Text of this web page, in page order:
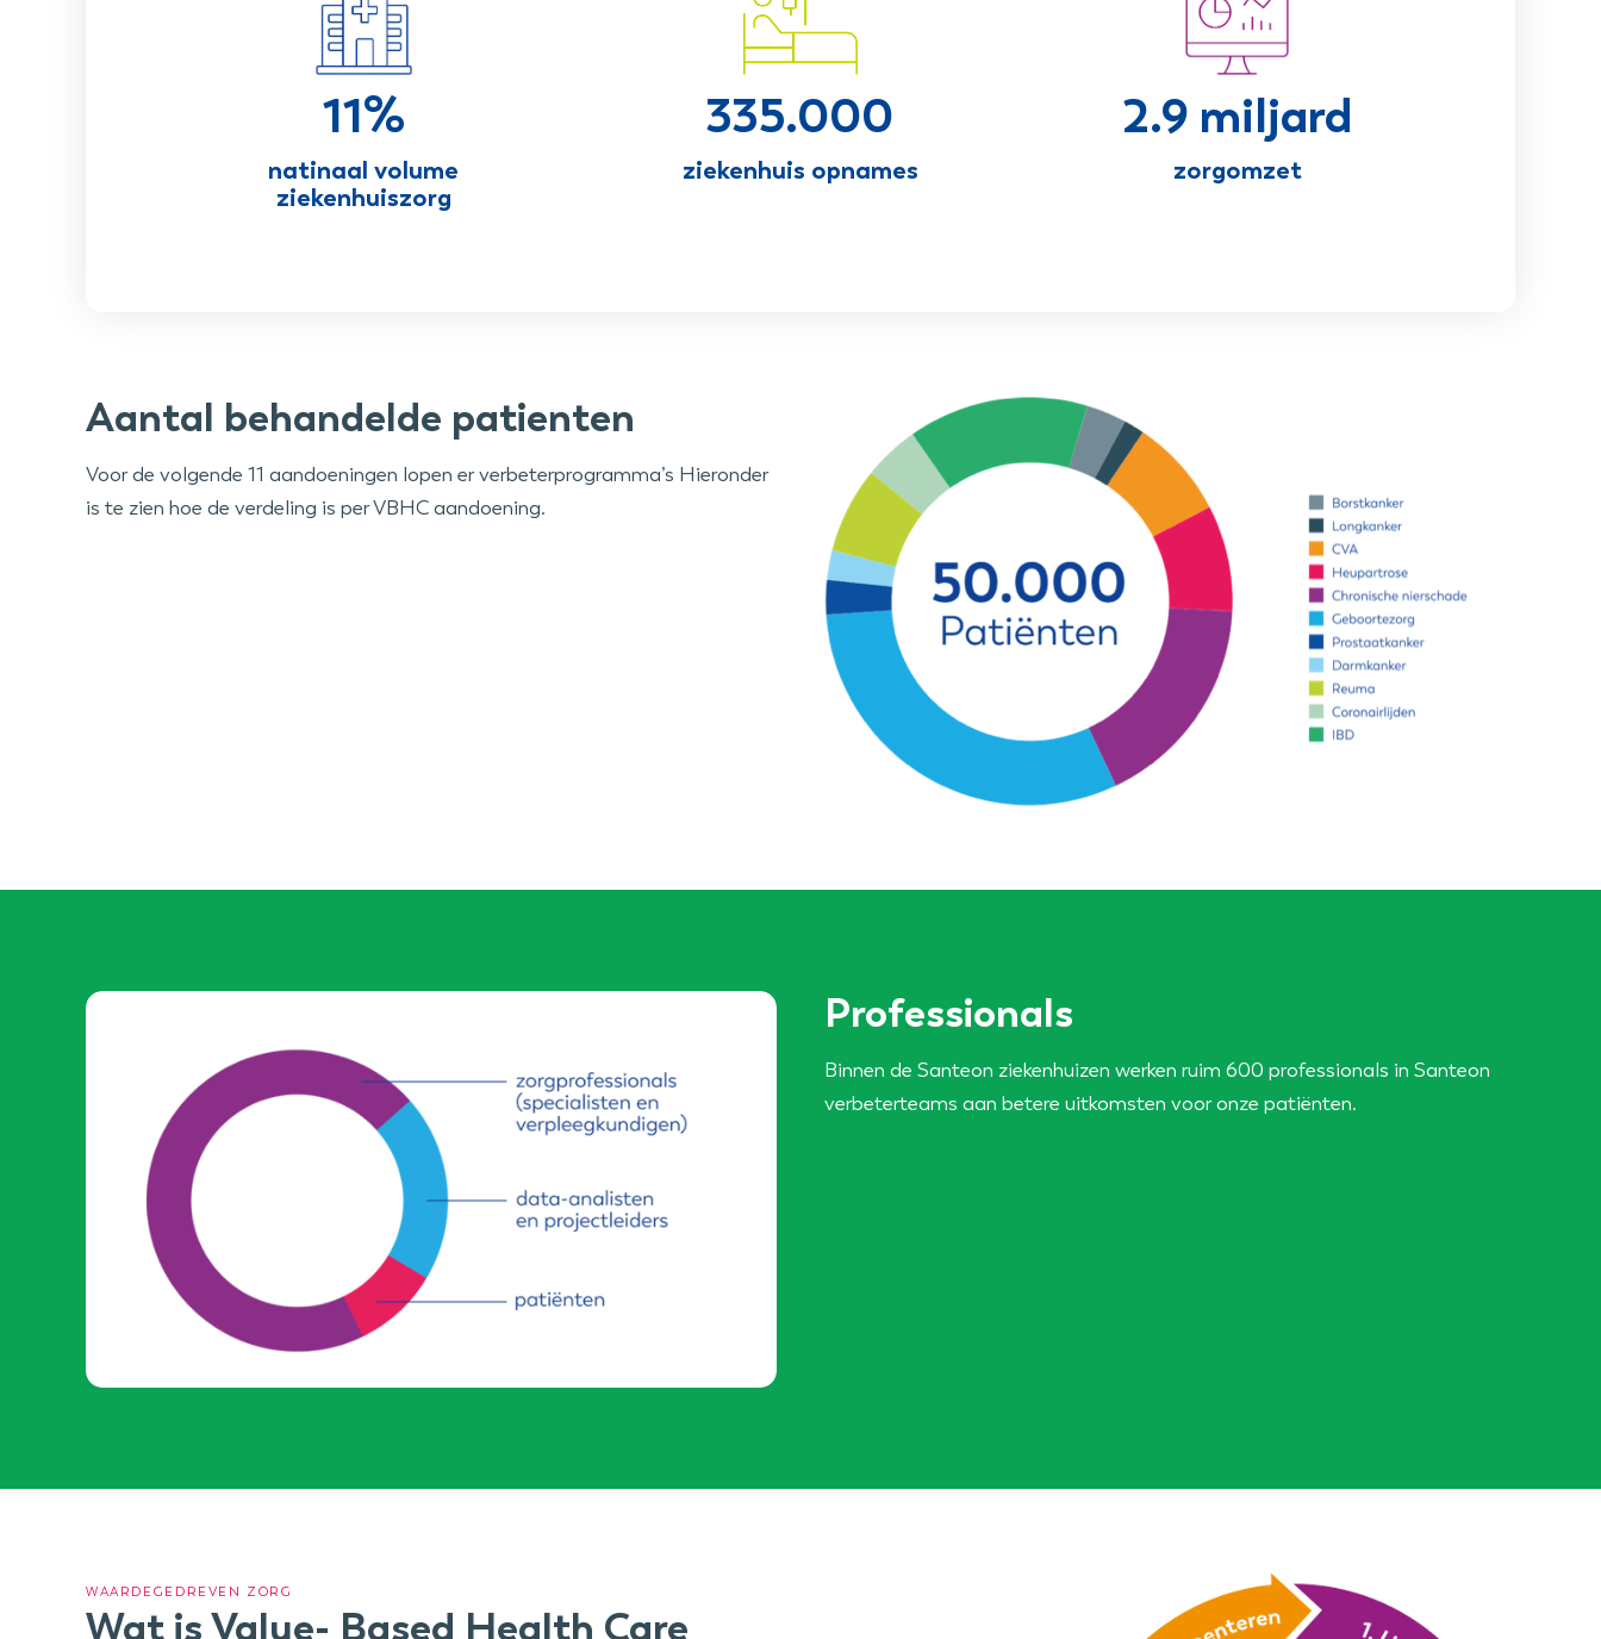
11%
natinaal volume
ziekenhuiszorg
335.000
ziekenhuis opnames
2.9 miljard
zorgomzet
Aantal behandelde patienten
Voor de volgende 11 aandoeningen lopen er verbeterprogramma’s Hieronder
is te zien hoe de verdeling is per VBHC aandoening.
Professionals
Binnen de Santeon ziekenhuizen werken ruim 600 professionals in Santeon
verbeterteams aan betere uitkomsten voor onze patiënten.
WAARDEGEDREVEN ZORG
Wat is Value- Based Health Care